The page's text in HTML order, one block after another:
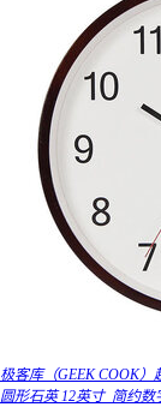
极客库（GEEK COOK
圆形石英 12英寸_简约数